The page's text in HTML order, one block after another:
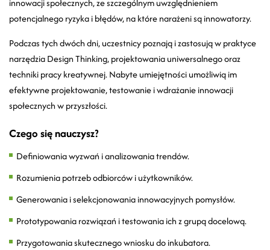
innowacji społecznych, ze szczególnym uwzględnieniem
potencjalnego ryzyka i błędów, na które narażeni są innowatorzy.
Podczas tych dwóch dni, uczestnicy poznają i zastosują w praktyce
narzędzia Design Thinking, projektowania uniwersalnego oraz
techniki pracy kreatywnej. Nabyte umiejętności umożliwią im
efektywne projektowanie, testowanie i wdrażanie innowacji
społecznych w przyszłości.
Czego się nauczysz?
Definiowania wyzwań i analizowania trendów.
Rozumienia potrzeb odbiorców i użytkowników.
Generowania i selekcjonowania innowacyjnych pomysłów.
Prototypowania rozwiązań i testowania ich z grupą docelową.
Przygotowania skutecznego wniosku do inkubatora.